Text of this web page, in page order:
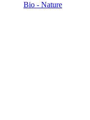
Bio - Nature